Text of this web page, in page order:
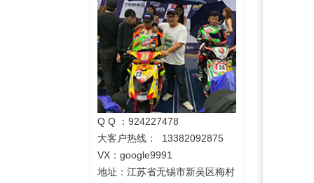
Q Q ：924227478
大客户热线： 13382092875
VX：google9991
地址： 江苏省无锡市新吴区梅村